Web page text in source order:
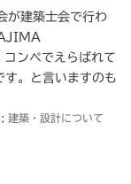
が建築士会で行わ
ンペでえらばれて
す。と言いますのも
建築・設計について